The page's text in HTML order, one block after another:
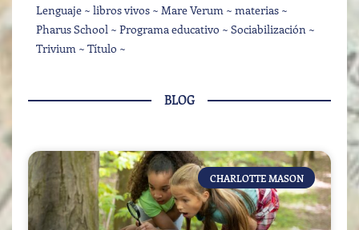
CHARLOTTE MASON
Lenguaje
libros vivos Mare Verum
materias
Pharus School
Programa educativo
Sociabilización
Trivium
Título
BLOG